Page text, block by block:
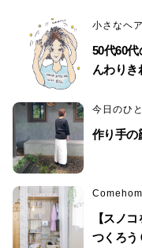
小さなヘ
50代60
んわりき
今日のひ
作り手の
【スノ
つくろう